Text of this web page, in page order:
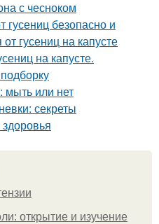
с чесноком
гусениц безопасно и
гусениц на капусте
на капусте.
мыть или нет
секреты
открытие и изучение